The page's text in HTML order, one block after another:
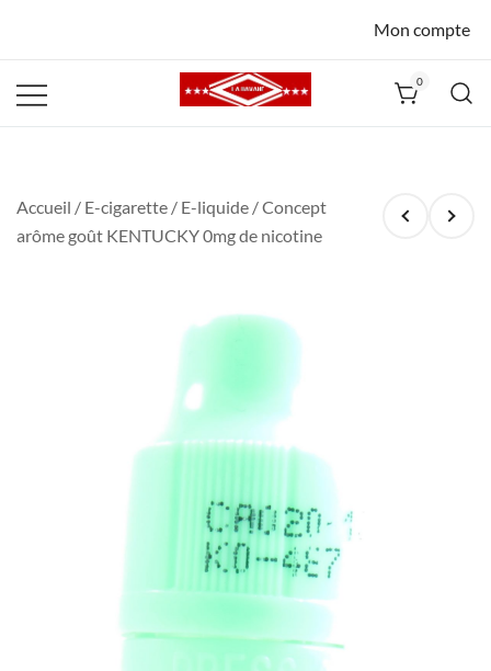
Mon compte
0
Accueil / E-cigarette / E-liquide / Concept
arôme goût KENTUCKY 0mg de nicotine